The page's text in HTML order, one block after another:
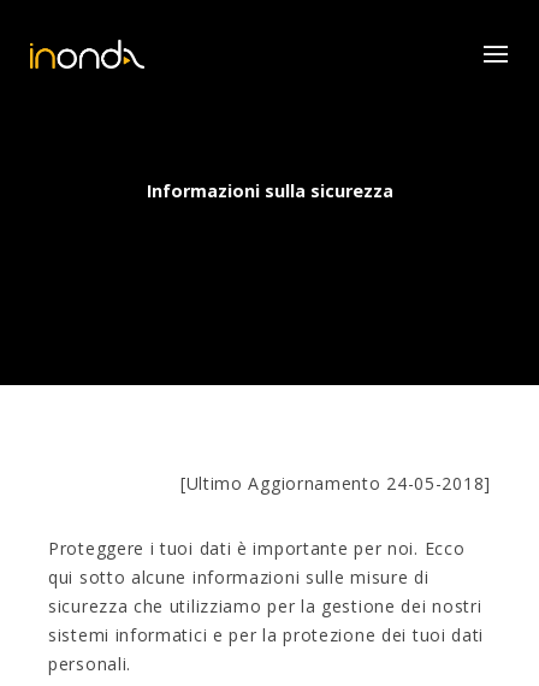
Informazioni sulla sicurezza
[Ultimo Aggiornamento 24-05-2018]
Proteggere i tuoi dati è importante per noi. Ecco
qui sotto alcune informazioni sulle misure di
sicurezza che utilizziamo per la gestione dei nostri
sistemi informatici e per la protezione dei tuoi dati
personali.